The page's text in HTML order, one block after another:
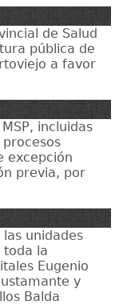
de Salud
pública de
a favor
incluidas
excepción
previa, por
unidades
toda la
Eugenio
y
Balda